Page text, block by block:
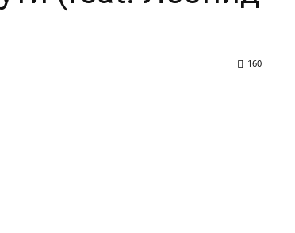
160